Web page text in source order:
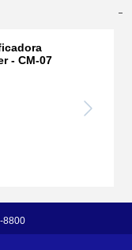
- CM-07
8800